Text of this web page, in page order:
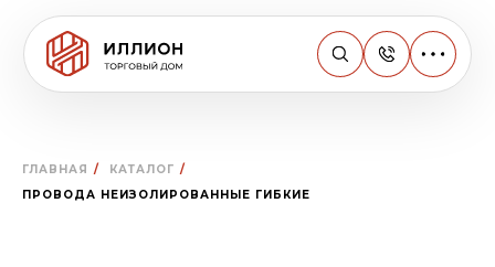
ГЛАВНАЯ / КАТАЛОГ /
ПРОВОДА НЕИЗОЛИРОВАННЫЕ ГИБКИЕ